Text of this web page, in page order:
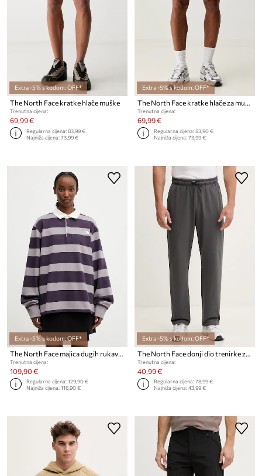
Extra -5% s kodom: OFF*
The North Face kratke hlače muške
Trenutna cijena:
69,99 €
Regularna cijena:83,99 €
Najniža cijena:73,99 €
Extra -5% s kodom: OFF*
The North Face kratke hlače za muškarce
Trenutna cijena:
69,99 €
Regularna cijena:83,90 €
Najniža cijena:73,99 €
Extra -5% s kodom: OFF*
Trenutna cijena:
109,90 €
Regularna cijena:129,90 €
Najniža cijena:116,90 €
Extra -5% s kodom: OFF*
Trenutna cijena:
40,99 €
Regularna cijena:78,99 €
Najniža cijena:43,99 €